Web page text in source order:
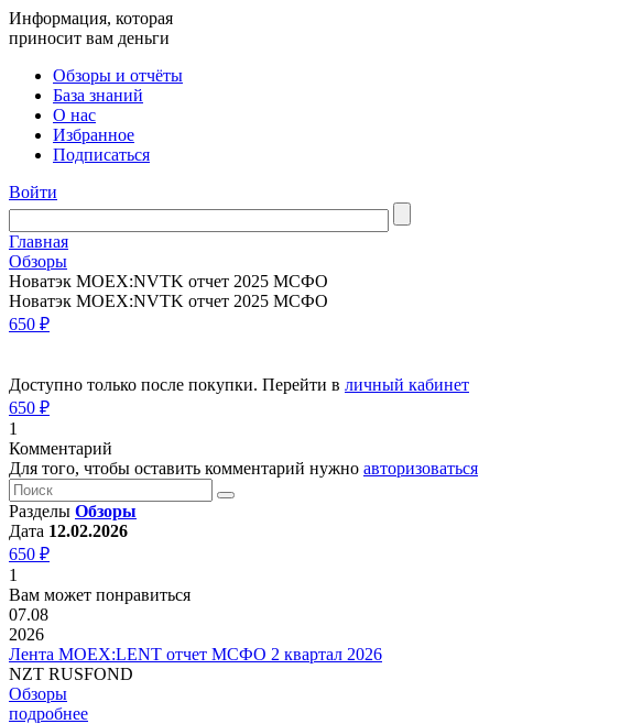
Информация, которая
приносит вам деньги
Обзоры и отчёты
База знаний
О нас
Избранное
Подписаться
Войти
Главная
Обзоры
Новатэк MOEX:NVTK отчет 2025 МСФО
Новатэк MOEX:NVTK отчет 2025 МСФО
650 ₽
Доступно только после покупки. Перейти в личный кабинет
650 ₽
1
Комментарий
Для того, чтобы оставить комментарий нужно авторизоваться
Разделы Обзоры
Дата 12.02.2026
650 ₽
1
Вам может понравиться
07.08
2026
Лента MOEX:LENT отчет МСФО 2 квартал 2026
NZT RUSFOND
Обзоры
подробнее